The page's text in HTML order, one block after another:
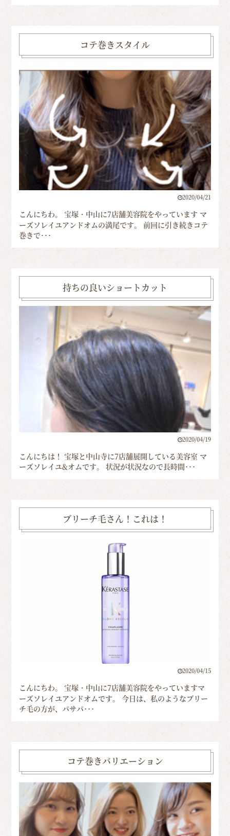
コテ巻きスタイル
2020/04/21
こんにちわ。 宝塚・中山に7店舗美容院をやっています マ
ーズソレイユアンドオムの満尾です。 前回に引き続きコテ
巻きで･･･
持ちの良いショートカット
2020/04/19
こんにちは！ 宝塚と中山寺に7店舗展開している美容室 マ
ーズソレイユ&オムです。 状況が状況なので長時間･･･
ブリーチ毛さん！これは！
2020/04/15
こんにちわ。 宝塚・中山に7店舗美容院をやっていますマ
ーズソレイユアンドオムです。 今日は、私のようなブリー
チ毛の方が、パサパ･･･
コテ巻きバリエーション